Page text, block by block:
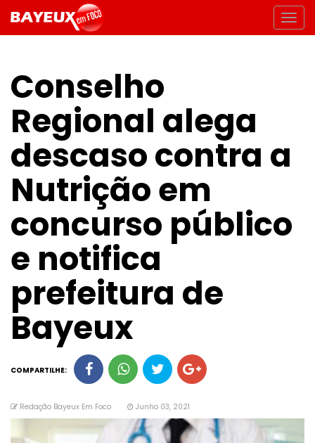
Conselho
Regional alega
descaso contra a
Nutrição em
concurso público
e notifica
prefeitura de
Bayeux
COMPARTILHE:
Redação Bayeux Em Foco Junho 03, 2021